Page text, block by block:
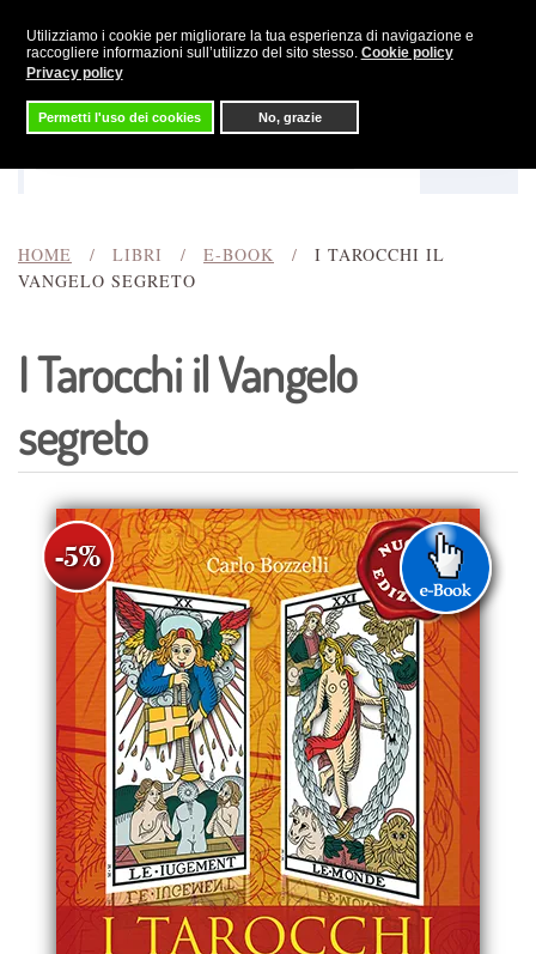
Utilizziamo i cookie per migliorare la tua esperienza di navigazione e
raccogliere informazioni sull’utilizzo del sito stesso. Cookie policy
Privacy policy
Permetti l'uso dei cookies No, grazie
Skip to main content
HOME LIBRI E-BOOK
I TAROCCHI IL
VANGELO SEGRETO
I Tarocchi il Vangelo
segreto